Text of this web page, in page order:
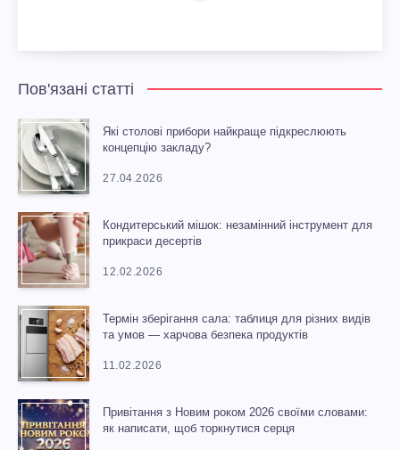
Пов'язані статті
Які столові прибори найкраще підкреслюють
концепцію закладу?
27.04.2026
Кондитерський мішок: незамінний інструмент для
прикраси десертів
12.02.2026
Термін зберігання сала: таблиця для різних видів
та умов — харчова безпека продуктів
11.02.2026
Привітання з Новим роком 2026 своїми словами:
як написати, щоб торкнутися серця